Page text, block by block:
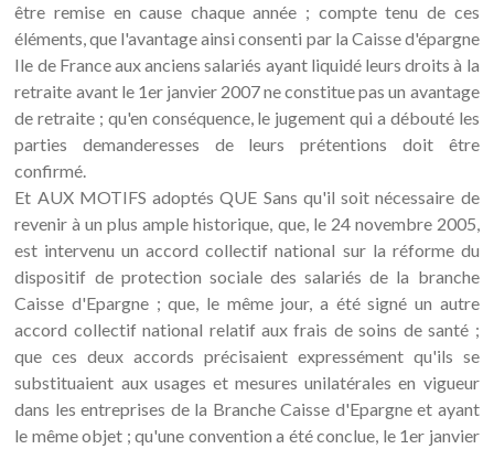
être remise en cause chaque année ; compte tenu de ces
éléments, que l'avantage ainsi consenti par la Caisse d'épargne
Ile de France aux anciens salariés ayant liquidé leurs droits à la
retraite avant le 1er janvier 2007 ne constitue pas un avantage
de retraite ; qu'en conséquence, le jugement qui a débouté les
parties demanderesses de leurs prétentions doit être
confirmé.
Et AUX MOTIFS adoptés QUE Sans qu'il soit nécessaire de
revenir à un plus ample historique, que, le 24 novembre 2005,
est intervenu un accord collectif national sur la réforme du
dispositif de protection sociale des salariés de la branche
Caisse d'Epargne ; que, le même jour, a été signé un autre
accord collectif national relatif aux frais de soins de santé ;
que ces deux accords précisaient expressément qu'ils se
substituaient aux usages et mesures unilatérales en vigueur
dans les entreprises de la Branche Caisse d'Epargne et ayant
le même objet ; qu'une convention a été conclue, le 1er janvier